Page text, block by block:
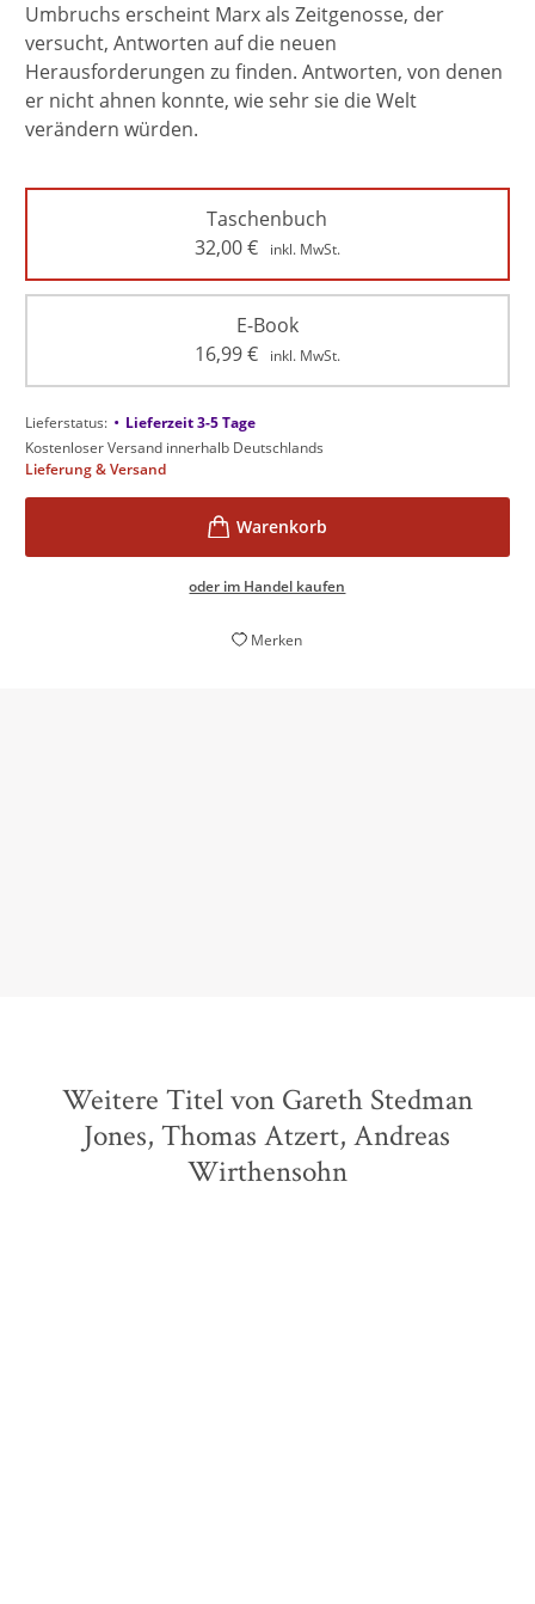
Umbruchs erscheint Marx als Zeitgenosse, der
versucht, Antworten auf die neuen
Herausforderungen zu finden. Antworten, von denen
er nicht ahnen konnte, wie sehr sie die Welt
verändern würden.
Taschenbuch
32,00€ inkl. MwSt.
E-Book
16,99€ inkl. MwSt.
Lieferstatus: • Lieferzeit 3-5 Tage
Kostenloser Versand innerhalb Deutschlands
Lieferung & Versand
oder im Handel kaufen
Merken
Weitere Titel von Gareth Stedman
Jones, Thomas Atzert, Andreas
Wirthensohn